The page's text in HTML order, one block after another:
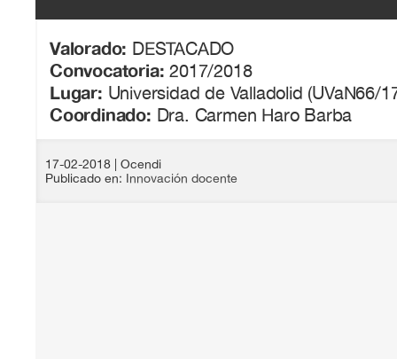
Valorado: DESTACADO
Convocatoria: 2017/2018
Lugar: Universidad de Valladolid (UVaN66/
Coordinado: Dra. Carmen Haro Barba
17-02-2018
| Ocendi
Publicado en: Innovación docente